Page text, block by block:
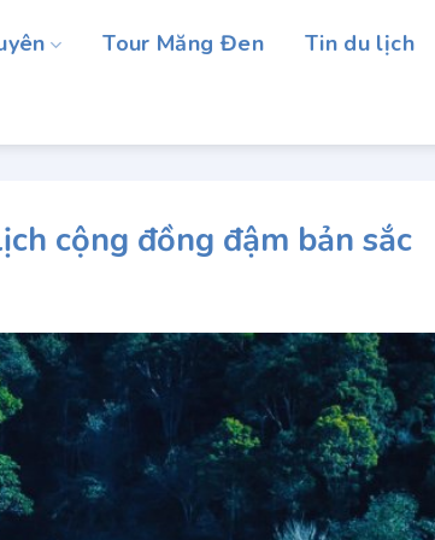
Tour Măng Đen Tin du lịch
cộng đồng đậm bản sắc